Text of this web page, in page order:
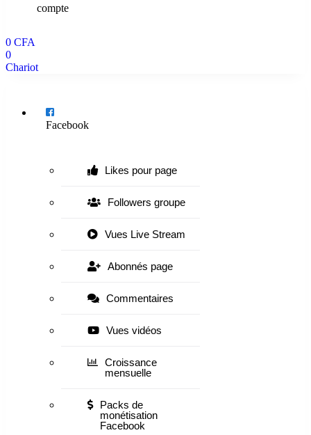
compte
0 CFA
0
Chariot
Facebook
Likes pour page
Followers groupe
Vues Live Stream
Abonnés page
Commentaires
Vues vidéos
Croissance
mensuelle
Packs de
monétisation
Facebook